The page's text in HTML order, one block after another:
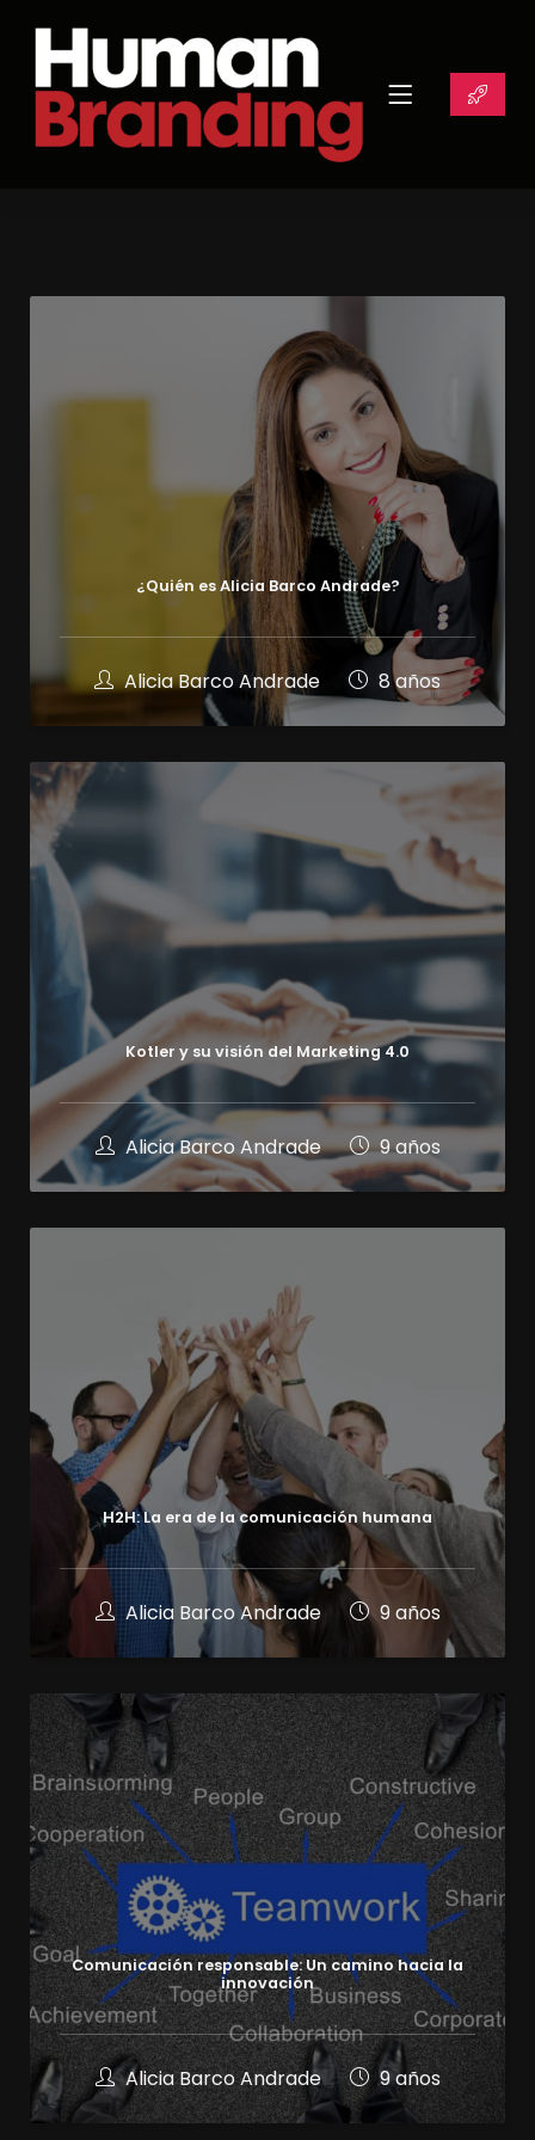
¿Quién es Alicia Barco Andrade?
Alicia Barco Andrade 8 años
Kotler y su visión del Marketing 4.0
Alicia Barco Andrade 9 años
H2H: La era de la comunicación humana
Alicia Barco Andrade 9 años
Comunicación responsable: Un camino hacia la
innovación
Alicia Barco Andrade 9 años